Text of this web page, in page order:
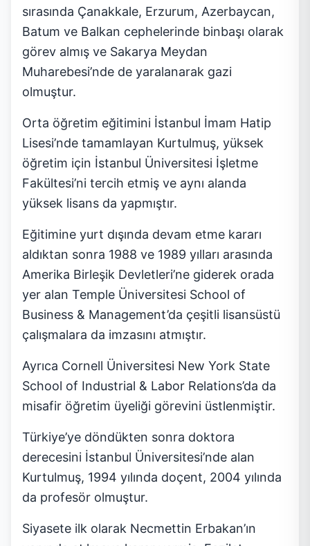
sırasında Çanakkale, Erzurum, Azerbaycan,
Batum ve Balkan cephelerinde binbaşı olarak
görev almış ve Sakarya Meydan
Muharebesi’nde de yaralanarak gazi
olmuştur.
Orta öğretim eğitimini İstanbul İmam Hatip
Lisesi’nde tamamlayan Kurtulmuş, yüksek
öğretim için İstanbul Üniversitesi İşletme
Fakültesi’ni tercih etmiş ve aynı alanda
yüksek lisans da yapmıştır.
Eğitimine yurt dışında devam etme kararı
aldıktan sonra 1988 ve 1989 yılları arasında
Amerika Birleşik Devletleri’ne giderek orada
yer alan Temple Üniversitesi School of
Business & Management’da çeşitli lisansüstü
çalışmalara da imzasını atmıştır.
Ayrıca Cornell Üniversitesi New York State
School of Industrial & Labor Relations’da da
misafir öğretim üyeliği görevini üstlenmiştir.
Türkiye’ye döndükten sonra doktora
derecesini İstanbul Üniversitesi’nde alan
Kurtulmuş, 1994 yılında doçent, 2004 yılında
da profesör olmuştur.
Siyasete ilk olarak Necmettin Erbakan’ın